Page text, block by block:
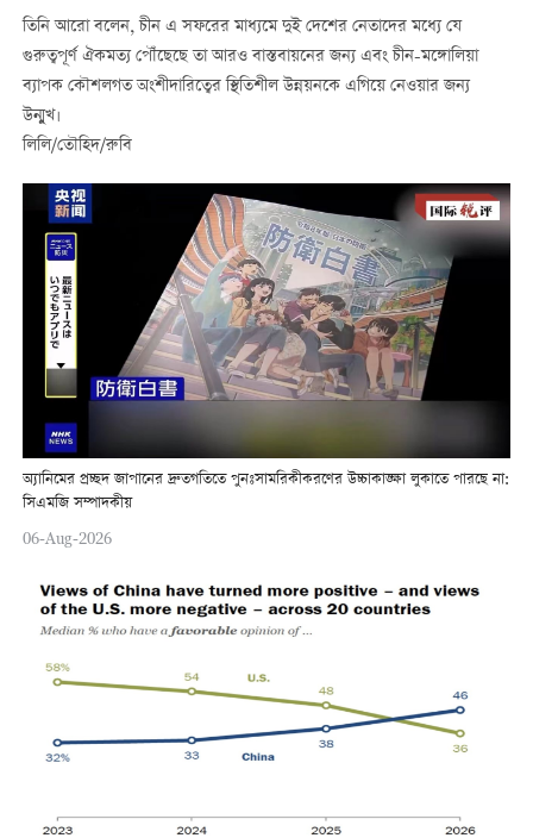
তিনি আরো বলেন, চীন এ সফরের মাধ্যমে দুই দেশের নেতাদের মধ্যে যে
গুরুত্বপূর্ণ ঐকমত্য পৌঁছেছে তা আরও বাস্তবায়নের জন্য এবং চীন-মঙ্গোলিয়া
ব্যাপক কৌশলগত অংশীদারিত্বের স্থিতিশীল উন্নয়নকে এগিয়ে নেওয়ার জন্য
উন্মুখ।
লিলি/তৌহিদ/রুবি
অ্যানিমের প্রচ্ছদ জাপানের দ্রুতগতিতে পুনঃসামরিকীকরণের উচ্চাকাঙ্ক্ষা লুকাতে পারছে না:
সিএমজি সম্পাদকীয়
06-Aug-2026